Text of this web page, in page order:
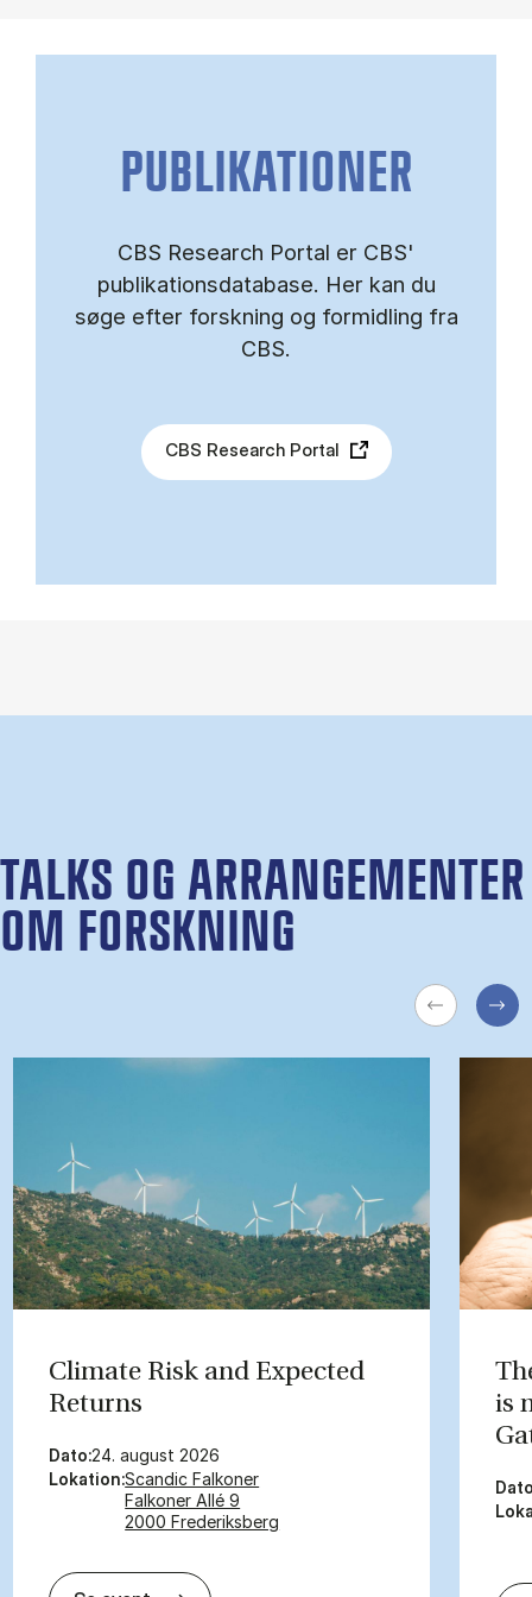
PUBLIKATIONER
CBS Research Portal er CBS'
publikationsdatabase. Her kan du
søge efter forskning og formidling fra
CBS.
CBS Research Portal
TALKS OG ARRANGEMENTER
OM FORSKNING
Cli­mate Risk and Ex­pec­ted
Re­turns
Dato:24. august 2026
Lokation:Scandic Falkoner
Falkoner Allé 9
2000 Frederiksberg
is